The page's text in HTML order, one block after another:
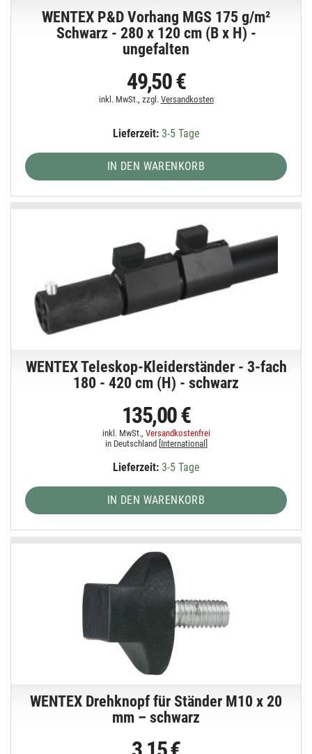
WENTEX P&D Vorhang MGS 175 g/m²
Schwarz - 280 x 120 cm (B x H) -
ungefalten
49,50 €
inkl. MwSt., zzgl. Versandkosten
Lieferzeit:3-5 Tage
IN DEN WARENKORB
WENTEX Teleskop-Kleiderständer - 3-fach
180 - 420 cm (H) - schwarz
135,00 €
inkl. MwSt., Versandkostenfrei
in Deutschland [ International
Lieferzeit:3-5 Tage
IN DEN WARENKORB
WENTEX Drehknopf für Ständer M10 x 20
mm – schwarz